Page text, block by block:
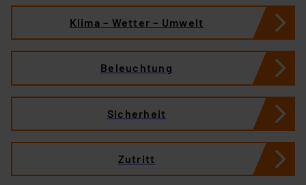
Klima – Wetter – Umwelt
Beleuchtung
Sicherheit
Zutritt